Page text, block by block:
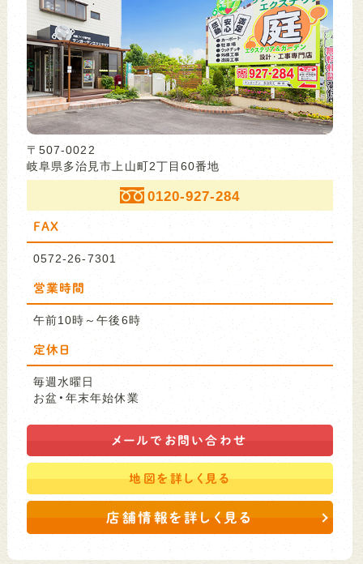
〒507-0022
岐阜県多治見市上山町2丁目60番地
0120-927-284
FAX
0572-26-7301
営業時間
午前10時～午後6時
定休日
毎週水曜日
お盆・年末年始休業
メールで お問い合わせ
地図を詳しく見る
店舗情報を詳しく見る